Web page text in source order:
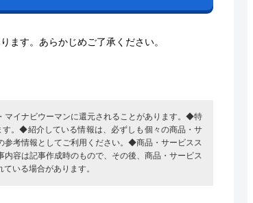
ます。あらかじめご了承ください。
イナビウーマンに還元されることがあります。◆特
。◆紹介している情報は、必ずしも個々の商品・サ
参考情報としてご利用ください。◆商品・サービスス
容は記事作成時のもので、その後、商品・サービス
いる場合があります。